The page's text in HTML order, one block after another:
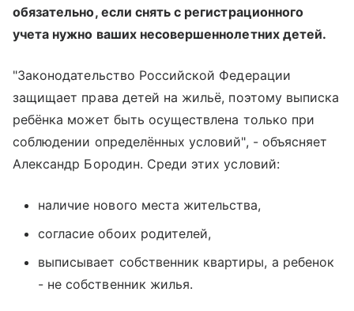
обязательно, если снять с регистрационного
учета нужно ваших несовершеннолетних детей.
"Законодательство Российской Федерации
защищает права детей на жильё, поэтому выписка
ребёнка может быть осуществлена только при
соблюдении определённых условий", - объясняет
Александр Бородин. Среди этих условий:
наличие нового места жительства,
согласие обоих родителей,
выписывает собственник квартиры, а ребенок
- не собственник жилья.